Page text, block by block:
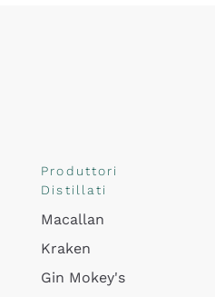
Produttori
Distillati
Macallan
Kraken
Gin Mokey's